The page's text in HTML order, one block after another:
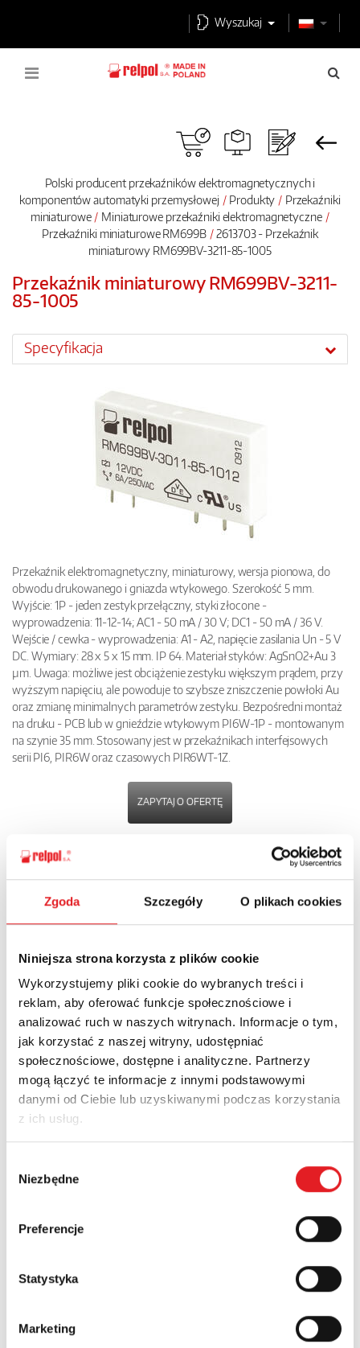
Zgoda Szczegóły O plikach cookies
Niniejsza strona korzysta z plików cookie
Wykorzystujemy pliki cookie do wybranych treści i
reklam, aby oferować funkcje społecznościowe i
analizować ruch w naszych witrynach. Informacje o tym,
jak korzystać z naszej witryny, udostępniać
społecznościowe, dostępne i analityczne. Partnerzy
mogą łączyć te informacje z innymi podstawowymi
danymi od Ciebie lub uzyskiwanymi podczas korzystania
z ich usług.
zgody
Niezbędne
Preferencje
Statystyka
Marketing
Wyszukaj
Polski producent przekaźników elektromagnetycznych i
komponentów automatyki przemysłowej
Produkty
Przekaźniki
miniaturowe
Miniaturowe przekaźniki elektromagnetyczne
Przekaźniki miniaturowe RM699B
2613703 - Przekaźnik
miniaturowy RM699BV-3211-85-1005
Przekaźnik miniaturowy RM699BV-3211-
85-1005
Specyfikacja
Przekaźnik elektromagnetyczny, miniaturowy, wersja pionowa, do
obwodu drukowanego i gniazda wtykowego. Szerokość 5 mm.
Wyjście: 1P - jeden zestyk przełączny, styki złocone -
wyprowadzenia: 11-12-14; AC1 - 50 mA / 30 V; DC1 - 50 mA / 36 V.
Wejście / cewka - wyprowadzenia: A1 - A2, napięcie zasilania Un - 5 V
DC. Wymiary: 28 x 5 x 15 mm. IP 64. Materiał styków: AgSnO2+Au 3
µm. Uwaga: możliwe jest obciążenie zestyku większym prądem, przy
wyższym napięciu, ale powoduje to szybsze zniszczenie powłoki Au
oraz zmianę minimalnych parametrów zestyku. Bezpośredni montaż
na druku - PCB lub w gnieździe wtykowym PI6W-1P - montowanym
na szynie 35 mm. Stosowany jest w przekaźnikach interfejsowych
serii PI6, PIR6W oraz czasowych PIR6WT-1Z.
ZAPYTAJ O OFERTĘ
Zapytaj o szczegóły oferty
Imię i nazwisko: *
Adres e-mail: *
Nazwa firmy:
Numer telefonu: